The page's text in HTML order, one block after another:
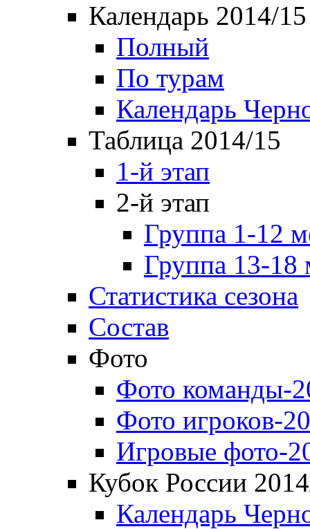
Календарь 2014/15
Полный
По турам
Календарь
Таблица 2014/15
1-й этап
2-й этап
Группа 1-12
Группа 13-18
Статистика сезона
Состав
Фото
Фото команды-
Фото игроков-
Игровые фото-
Кубок России
Календарь